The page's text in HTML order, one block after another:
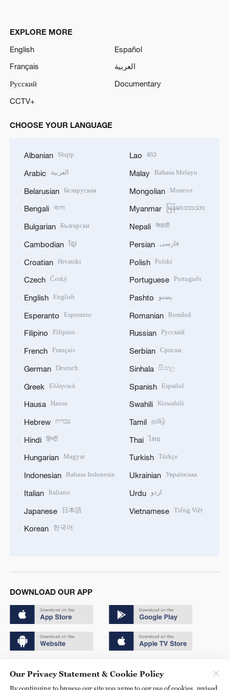
EXPLORE MORE
English
Español
Français
العربية
Русский
Documentary
CCTV+
CHOOSE YOUR LANGUAGE
Albanian Shqip
Arabic العربية
Belarusian Беларуская
Bengali বাংলা
Bulgarian Български
Cambodian ខ្មែរ
Croatian Hrvatski
Czech Český
English English
Esperanto Esperanto
Filipino Filipino
French Français
German Deutsch
Greek Ελληνικά
Hausa Hausa
Hebrew עברית
Hindi हिन्दी
Hungarian Magyar
Indonesian Bahasa Indonesia
Italian Italiano
Japanese 日本語
Korean 한국어
Lao ລາວ
Malay Bahasa Melayu
Mongolian Монгол
Myanmar မြန်မာဘာသာ
Nepali नेपाली
Persian فارسی
Polish Polski
Portuguese Português
Pashto پښتو
Romanian Română
Russian Русский
Serbian Српски
Sinhala සිංහල
Spanish Español
Swahili Kiswahili
Tamil தமிழ்
Thai ไทย
Turkish Türkçe
Ukrainian Українська
Urdu اردو
Vietnamese Tiếng Việt
DOWNLOAD OUR APP
京ICP备20000184号
Our Privacy Statement & Cookie Policy
By continuing to browse our site you agree to our use of cookies, revised